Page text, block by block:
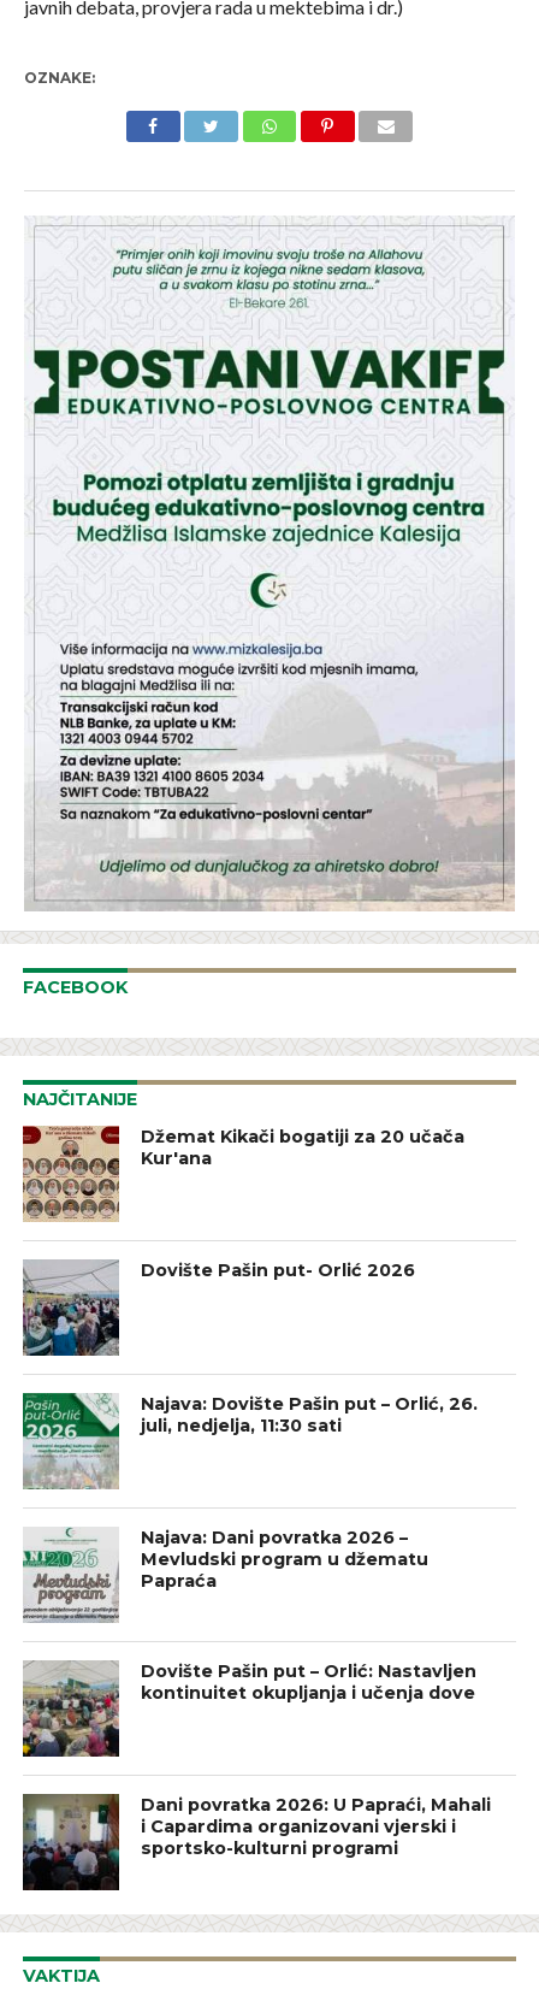
javnih debata, provjera rada u mektebima i dr.)
OZNAKE:
FACEBOOK
NAJČITANIJE
Džemat Kikači bogatiji za 20 učača
Kur'ana
Dovište Pašin put- Orlić 2026
Najava: Dovište Pašin put – Orlić, 26.
juli, nedjelja, 11:30 sati
Najava: Dani povratka 2026 –
Mevludski program u džematu
Papraća
Dovište Pašin put – Orlić: Nastavljen
kontinuitet okupljanja i učenja dove
Dani povratka 2026: U Papraći, Mahali
i Capardima organizovani vjerski i
sportsko-kulturni programi
VAKTIJA